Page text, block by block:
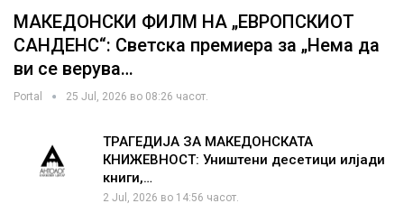
МАКЕДОНСКИ ФИЛМ НА „ЕВРОПСКИОТ
САНДЕНС“: Светска премиера за „Нема да
ви се верува…
Portal 25 Jul, 2026 во 08:26 часот.
ТРАГЕДИЈА ЗА МАКЕДОНСКАТА
КНИЖЕВНОСТ: Уништени десетици илјади
книги,…
2 Jul, 2026 во 14:56 часот.